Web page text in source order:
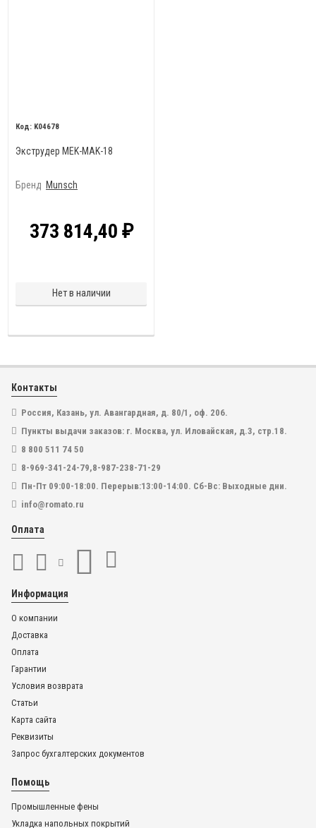
K04678
Экструдер MEK-MAK-18
Бренд Munsch
373 814,40 ₽
Нет в наличии
Контакты
Россия, Казань, ул. Авангардная, д. 80/1, оф. 206.
Пункты выдачи заказов: г. Москва, ул. Иловайская, д.3, стр.18.
8 800 511 74 50
8-969-341-24-79,8-987-238-71-29
Пн-Пт 09:00-18:00. Перерыв:13:00-14:00. Сб-Вс: Выходные дни.
info@romato.ru
Оплата
Информация
О компании
Доставка
Оплата
Гарантии
Условия возврата
Статьи
Карта сайта
Реквизиты
Запрос бухгалтерских документов
Помощь
Промышленные фены
Укладка напольных покрытий